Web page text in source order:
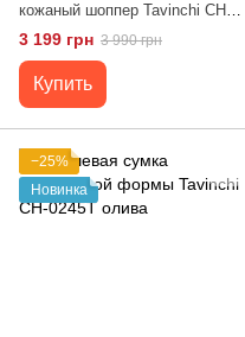
кожаный шоппер Tavinchi CH-
018DB-FL Коричневый
3 199 грн 3 990 грн
Купить
−25%
Новинка